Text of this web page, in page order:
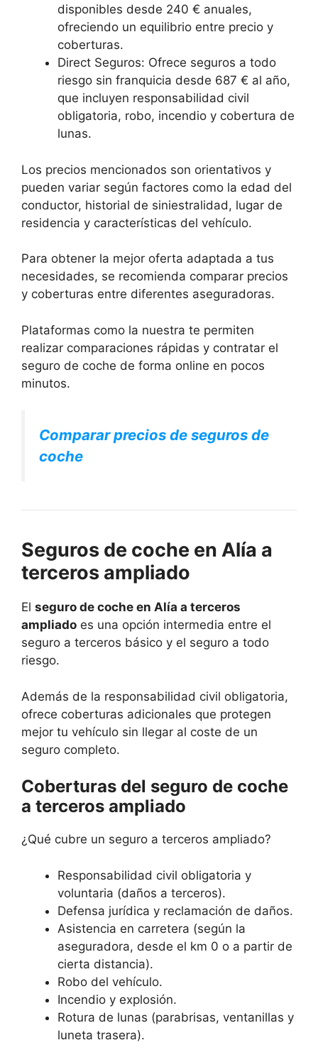
disponibles desde 240 € anuales,
ofreciendo un equilibrio entre precio y
coberturas.
Direct Seguros: Ofrece seguros a todo
riesgo sin franquicia desde 687 € al año,
que incluyen responsabilidad civil
obligatoria, robo, incendio y cobertura de
lunas.
Los precios mencionados son orientativos y
pueden variar según factores como la edad del
conductor, historial de siniestralidad, lugar de
residencia y características del vehículo.
Para obtener la mejor oferta adaptada a tus
necesidades, se recomienda comparar precios
y coberturas entre diferentes aseguradoras.
Plataformas como la nuestra te permiten
realizar comparaciones rápidas y contratar el
seguro de coche de forma online en pocos
minutos.
Comparar precios de seguros de
coche
Seguros de coche en Alía a
terceros ampliado
El seguro de coche en Alía a terceros
ampliado es una opción intermedia entre el
seguro a terceros básico y el seguro a todo
riesgo.
Además de la responsabilidad civil obligatoria,
ofrece coberturas adicionales que protegen
mejor tu vehículo sin llegar al coste de un
seguro completo.
Coberturas del seguro de coche
a terceros ampliado
¿Qué cubre un seguro a terceros ampliado?
Responsabilidad civil obligatoria y
voluntaria (daños a terceros).
Defensa jurídica y reclamación de daños.
Asistencia en carretera (según la
aseguradora, desde el km 0 o a partir de
cierta distancia).
Robo del vehículo.
Incendio y explosión.
Rotura de lunas (parabrisas, ventanillas y
luneta trasera).